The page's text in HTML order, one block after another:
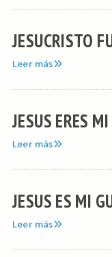
JESUCRISTO
Leer más
JESUS ERES
Leer más
JESUS ES MI
Leer más